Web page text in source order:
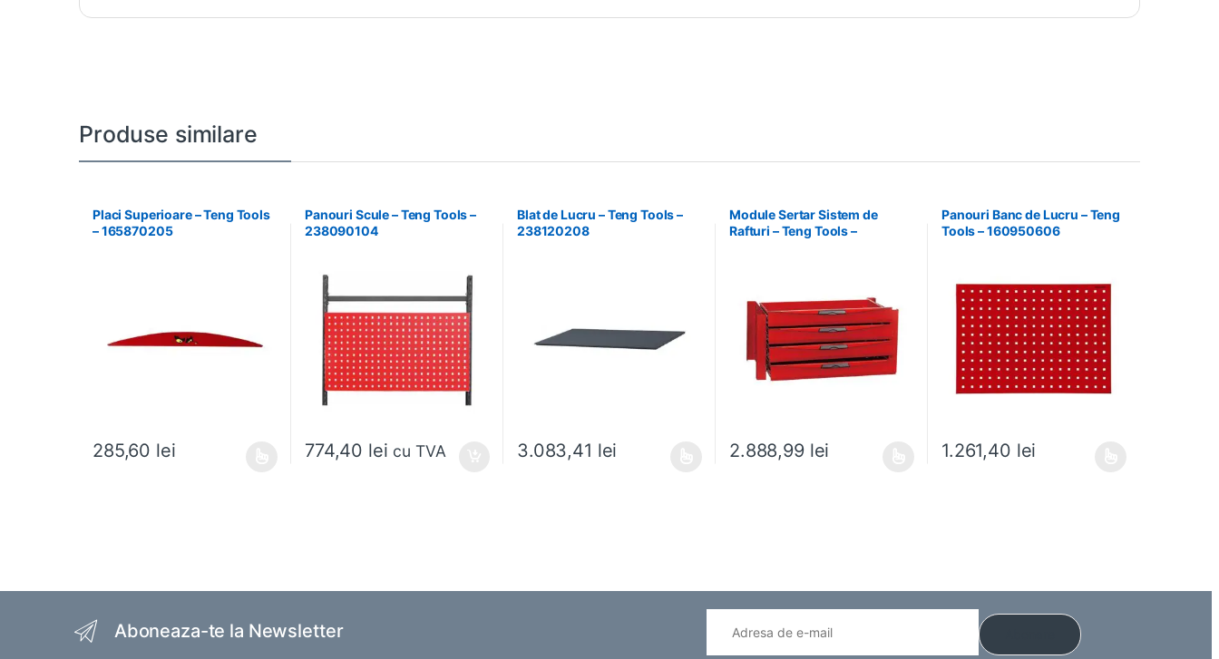
Produse similare
Placi Superioare – Teng Tools
– 165870205
285,60 lei
Panouri Scule – Teng Tools –
238090104
774,40 lei cu TVA
Blat de Lucru – Teng Tools –
238120208
3.083,41 lei
Module Sertar Sistem de
Rafturi – Teng Tools –
2.888,99 lei
Panouri Banc de Lucru – Teng
Tools – 160950606
1.261,40 lei
Aboneaza-te la Newsletter